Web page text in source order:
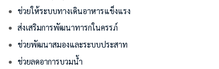
ช่วยให้ระบบทางเดินอาหารแข็งแรง
ส่งเสริมการพัฒนาทารกในครรภ์
ช่วยพัฒนาสมองและระบบประสาท
ช่วยลดอาการบวมน้ำ